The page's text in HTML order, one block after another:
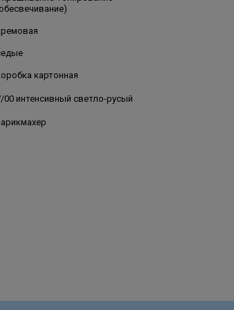
картонная
00 интенсивный светло-русый